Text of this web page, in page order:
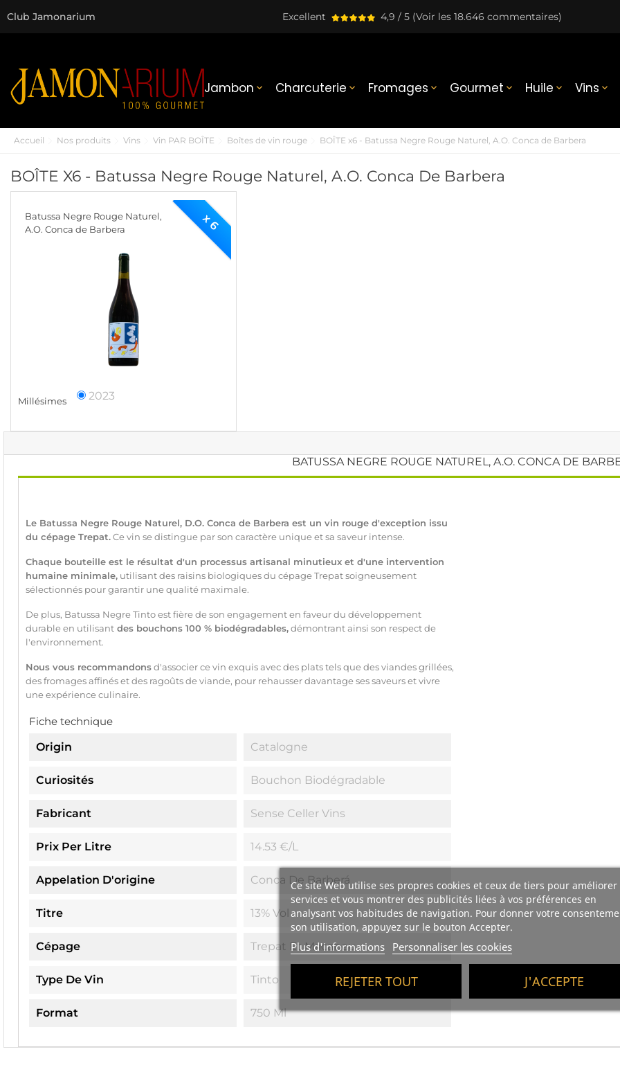
Ce site Web utilise ses propres cookies et ceux de tiers pour améliorer
services et vous montrer des publicités liées à vos préférences en
analysant vos habitudes de navigation. Pour donner votre
son utilisation, appuyez sur le bouton Accepter.
Plus d'informations Personnaliser les cookies
REJETER TOUT J'ACCEPTE
Club Jamonarium Excellent 4,9 / 5 (Voir les 18.646 commentaires)
Jambon  Charcuterie  Fromages  Gourmet  Huile  Vins 
Accueil Nos produits Vins Vin PAR BOÎTE Boîtes de vin rouge BOÎTE x6 - Batussa Negre Rouge Naturel, A.O. Conca de Barbera
BOÎTE X6 - Batussa Negre Rouge Naturel, A.O. Conca De Barbera
x 6
Batussa Negre Rouge Naturel,
A.O. Conca de Barbera
Millésimes 2023
BATUSSA NEGRE ROUGE NATUREL, A.O. CONCA DE
Le Batussa Negre Rouge Naturel, D.O. Conca de Barbera est un vin rouge d'exception issu
du cépage Trepat.Ce vin se distingue par son caractère unique et sa saveur intense.
Chaque bouteille est le résultat d'un processus artisanal minutieux et d'une intervention
humaine minimale, utilisant des raisins biologiques du cépage Trepat soigneusement
sélectionnés pour garantir une qualité maximale.
De plus, Batussa Negre Tinto est fière de son engagement en faveur du développement
durable en utilisant des bouchons 100 % biodégradables,démontrant ainsi son respect de
l'environnement.
Nous vous recommandonsd'associer ce vin exquis avec des plats tels que des viandes grillées,
des fromages affinés et des ragoûts de viande, pour rehausser davantage ses saveurs et vivre
une expérience culinaire.
Fiche technique
Origin
Catalogne
Curiosités Bouchon Biodégradable
Fabricant Sense Celler Vins
Prix Per Litre 14.53 €/L
Appelation D'origine Conca De Barberá
Titre 13% Vol
Cépage Trepat Et Macabeu
Type De Vin Tinto
Format 750 Ml